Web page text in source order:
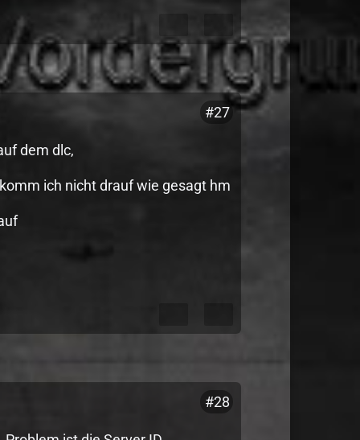
#27
dem dlc,
ich nicht drauf wie gesagt hm
#28